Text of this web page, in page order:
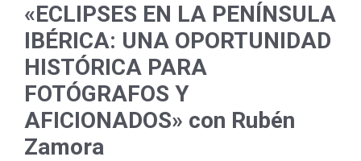
«ECLIPSES EN LA PENÍNSULA
IBÉRICA: UNA OPORTUNIDAD
HISTÓRICA PARA
FOTÓGRAFOS Y
AFICIONADOS» con Rubén
Zamora